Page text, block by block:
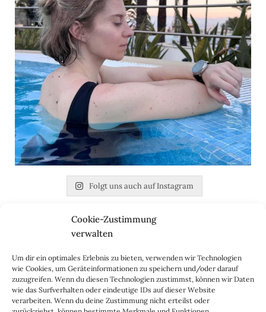
Cookie-Zustimmung
verwalten
Um dir ein optimales Erlebnis zu bieten, verwenden wir Technologien
wie Cookies, um Geräteinformationen zu speichern und/oder darauf
zuzugreifen. Wenn du diesen Technologien zustimmst, können wir Daten
wie das Surfverhalten oder eindeutige IDs auf dieser Website
verarbeiten. Wenn du deine Zustimmung nicht erteilst oder
Folgt uns auch auf Instagram
Nach dem Praktikum bei einem Berliner Start-up
gründete die Journalistin und promovierte Germanistin
besteht der Mode- und Lifestyle-Blog aus einem
vierköpfigen Redaktionsteam sowie den Blog-Dackeln
Emil & Kalle. Seit jeher stellen wir auf dem Lady-Blog vor
allem langlebige, zeitlose Mode- und Interieur-Klassiker